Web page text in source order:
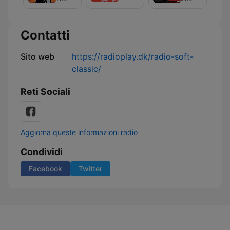
Contatti
Sito web
https://radioplay.dk/radio-soft-
classic/
Reti Sociali
Aggiorna queste informazioni radio
Condividi
Facebook Twitter